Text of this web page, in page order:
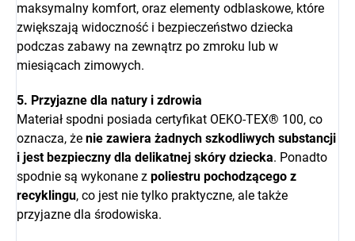
maksymalny komfort, oraz elementy odblaskowe, które
zwiększają widoczność i bezpieczeństwo dziecka
podczas zabawy na zewnątrz po zmroku lub w
miesiącach zimowych.
5. Przyjazne dla natury i zdrowia
Materiał spodni posiada certyfikat OEKO-TEX® 100, co
oznacza, że nie zawiera żadnych szkodliwych substancji
i jest bezpieczny dla delikatnej skóry dziecka. Ponadto
spodnie są wykonane z poliestru pochodzącego z
recyklingu, co jest nie tylko praktyczne, ale także
przyjazne dla środowiska.